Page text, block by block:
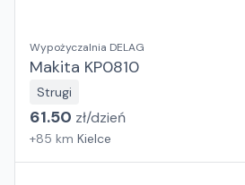
Wypożyczalnia DELAG
Makita KP0810
Strugi
61.50 zł/dzień
+85 km Kielce